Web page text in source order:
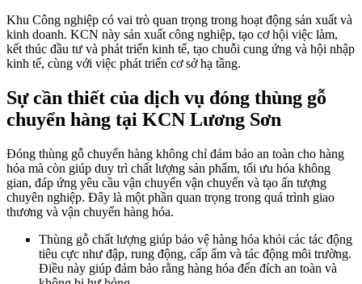
Khu Công nghiệp có vai trò quan trọng trong hoạt động sản xuất và
kinh doanh. KCN này sản xuất công nghiệp, tạo cơ hội việc làm,
kết thúc đầu tư và phát triển kinh tế, tạo chuỗi cung ứng và hội nhập
kinh tế, cùng với việc phát triển cơ sở hạ tầng.
Sự cần thiết của dịch vụ đóng thùng gỗ
chuyển hàng tại KCN Lương Sơn
Đóng thùng gỗ chuyển hàng không chỉ đảm bảo an toàn cho hàng
hóa mà còn giúp duy trì chất lượng sản phẩm, tối ưu hóa không
gian, đáp ứng yêu cầu vận chuyển vận chuyển và tạo ấn tượng
chuyên nghiệp. Đây là một phần quan trọng trong quá trình giao
thương và vận chuyển hàng hóa.
Thùng gỗ chất lượng giúp bảo vệ hàng hóa khỏi các tác động
tiêu cực như đập, rung động, cấp ẩm và tác động môi trường.
Điều này giúp đảm bảo rằng hàng hóa đến đích an toàn và